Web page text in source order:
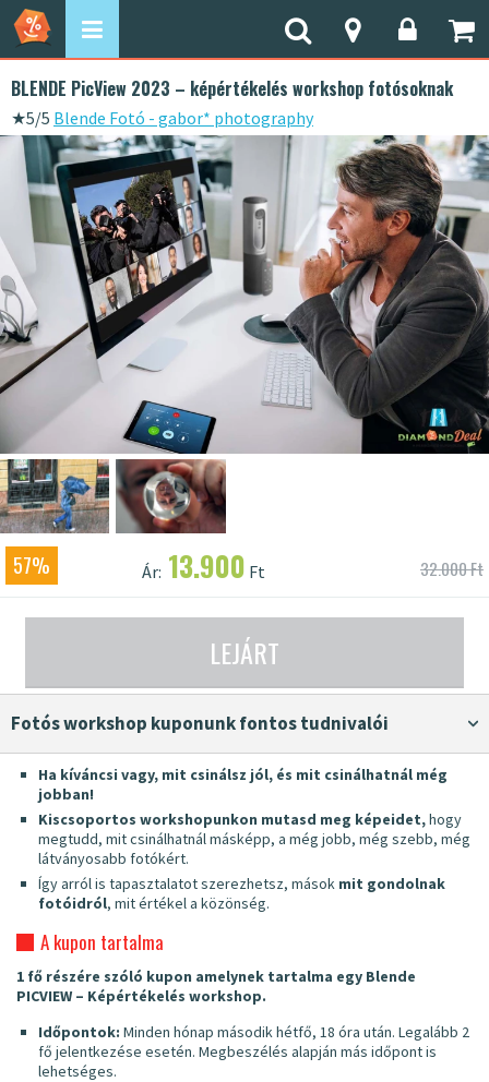
BLENDE PicView 2023 – képértékelés workshop fotósoknak
★5/5 Blende Fotó - gabor* photography
57% Ár: 13.900 Ft 32.000 Ft
LEJÁRT
Fotós workshop kuponunk fontos tudnivalói
Ha kíváncsi vagy, mit csinálsz jól, és mit csinálhatnál még
jobban!
Kiscsoportos workshopunkon mutasd meg képeidet,hogy
megtudd, mit csinálhatnál másképp, a még jobb, még szebb, még
látványosabb fotókért.
Így arról is tapasztalatot szerezhetsz, mások mit gondolnak
fotóidról, mit értékel a közönség.
A kupon tartalma
1 fő részére szóló kupon amelynek tartalma egy Blende
PICVIEW – Képértékelés workshop.
Időpontok: Minden hónap második hétfő, 18 óra után. Legalább 2
fő jelentkezése esetén. Megbeszélés alapján más időpont is
lehetséges.